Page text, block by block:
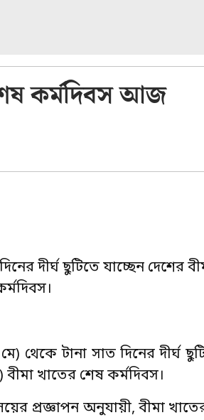
কর্মদিবস আজ
দীর্ঘ ছুটিতে যাচ্ছেন দেশের
টানা সাত দিনের দীর্ঘ
খাতের শেষ কর্মদিবস।
প্রজ্ঞাপন অনুযায়ী, বীমা